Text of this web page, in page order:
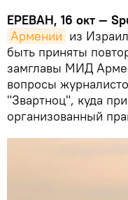
ЕРЕВАН, 16 окт —
Армении из
быть приняты
замглавы МИД
вопросы
"Звартноц", куда
организованный